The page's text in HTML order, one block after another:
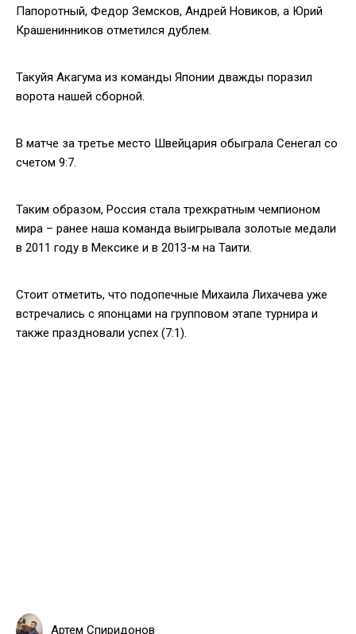
Папоротный, Федор Земсков, Андрей Новиков, а Юрий
Крашенинников отметился дублем.
Такуйя Акагума из команды Японии дважды поразил
ворота нашей сборной.
В матче за третье место Швейцария обыграла Сенегал со
счетом 9:7.
Таким образом, Россия стала трехкратным чемпионом
мира – ранее наша команда выигрывала золотые медали
в 2011 году в Мексике и в 2013-м на Таити.
Стоит отметить, что подопечные Михаила Лихачева уже
встречались с японцами на групповом этапе турнира и
также праздновали успех (7:1).
Артем Спиридонов